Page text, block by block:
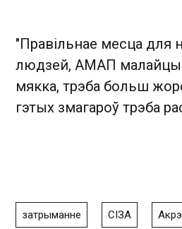
"Правільнае месца для
людзей, АМАП
мякка, трэба больш
гэтых змагароў трэба
затрыманне СІЗА